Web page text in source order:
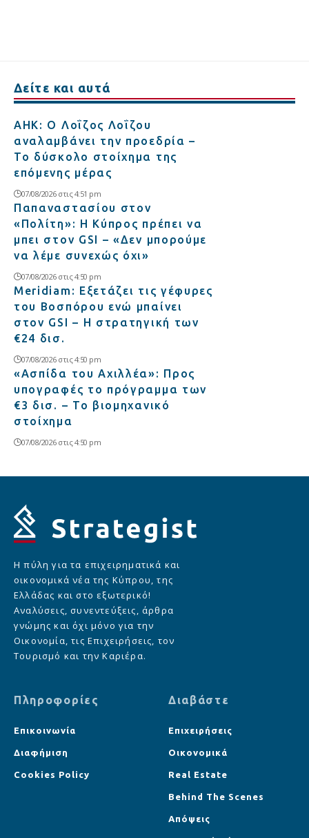
Δείτε και αυτά
ΑΗΚ: Ο Λοΐζος Λοΐζου
αναλαμβάνει την προεδρία –
Το δύσκολο στοίχημα της
επόμενης μέρας
07/08/2026 στις 4:51 pm
Παπαναστασίου στον
«Πολίτη»: Η Κύπρος πρέπει να
μπει στον GSI – «Δεν μπορούμε
να λέμε συνεχώς όχι»
07/08/2026 στις 4:50 pm
Meridiam: Εξετάζει τις γέφυρες
του Βοσπόρου ενώ μπαίνει
στον GSI – Η στρατηγική των
€24 δισ.
07/08/2026 στις 4:50 pm
«Ασπίδα του Αχιλλέα»: Προς
υπογραφές το πρόγραμμα των
€3 δισ. – Το βιομηχανικό
στοίχημα
07/08/2026 στις 4:50 pm
Η πύλη για τα επιχειρηματικά και
οικονομικά νέα της Κύπρου, της
Ελλάδας και στο εξωτερικό!
Αναλύσεις, συνεντεύξεις, άρθρα
γνώμης και όχι μόνο για την
Οικονομία, τις Επιχειρήσεις, τον
Τουρισμό και την Καριέρα.
Πληροφορίες
Επικοινωνία
Διαφήμιση
Cookies Policy
Διαβάστε
Επιχειρήσεις
Οικονομικά
Real Estate
Behind The Scenes
Απόψεις